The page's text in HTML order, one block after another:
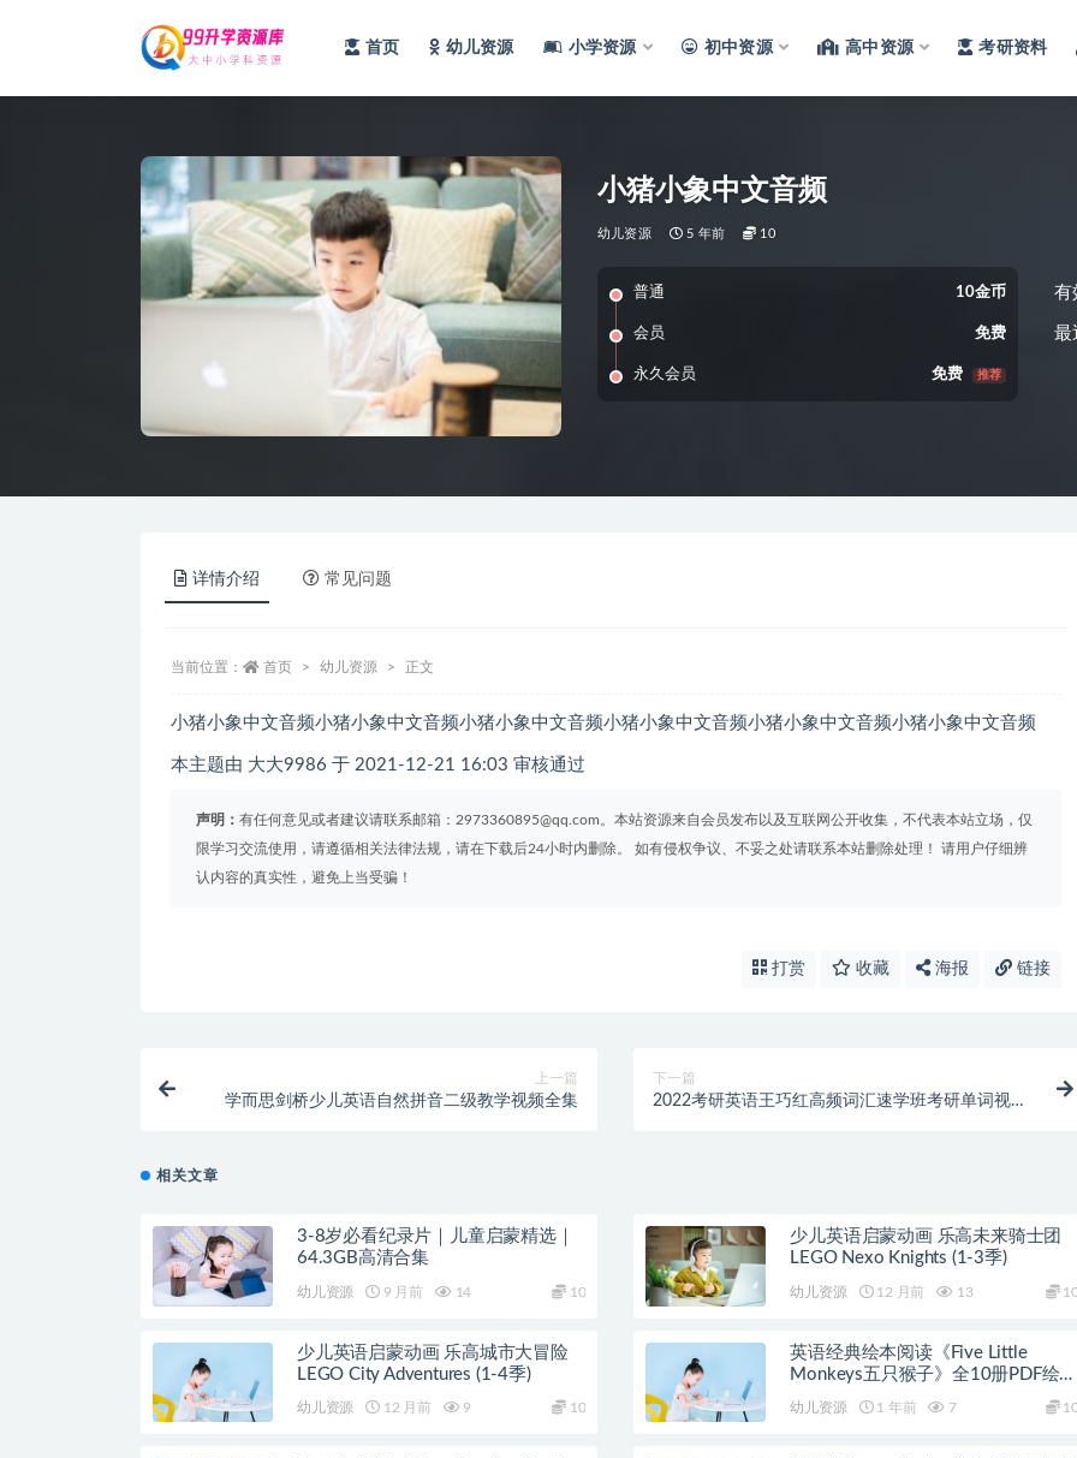
首页 幼儿资源 小学资源 初中资源 高中资源 考研资料
小猪小象中文音频
幼儿资源 5 年前 10
普通 10金币
会员 免费
永久会员 免费 推荐
有
最
详情介绍 常见问题
当前位置： 首页 幼儿资源 正文
小猪小象中文音频小猪小象中文音频小猪小象中文音频小猪小象中文音频小猪小象中文音频小猪小象中文音频
本主题由 大大9986 于 2021-12-21 16:03 审核通过
声明： 有任何意见或者建议请联系邮箱：2973360895@qq.com。本站资源来自会员发布以及互联网公开收集，不代表本站立场，仅
限学习交流使用，请遵循相关法律法规，请在下载后24小时内删除。 如有侵权争议、不妥之处请联系本站删除处理！ 请用户仔细辨
认内容的真实性，避免上当受骗！
打赏 收藏 海报 链接
上一篇
学而思剑桥少儿英语自然拼音二级教学视频全集
下一篇
2022考研英语王巧红高频词汇速学班考研单词视频
相关文章
3-8岁必看纪录片｜儿童启蒙精选｜
64.3GB高清合集
幼儿资源 9 月前 14 10
少儿英语启蒙动画 乐高未来骑士团
LEGO Nexo Knights (1-3季)
幼儿资源 12 月前 13
少儿英语启蒙动画 乐高城市大冒险
LEGO City Adventures (1-4季)
幼儿资源 12 月前 9 10
英语经典绘本阅读《Five Little
Monkeys五只猴子》全10册PDF绘本
幼儿资源 1 年前 7